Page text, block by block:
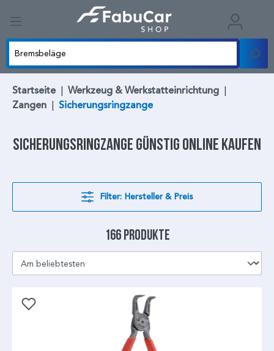
Startseite | Werkzeug & Werkstatteinrichtung |
Zangen | Sicherungsringzange
Sicherungsringzange günstig online kaufen
Filter: Hersteller & Preis
166 Produkte